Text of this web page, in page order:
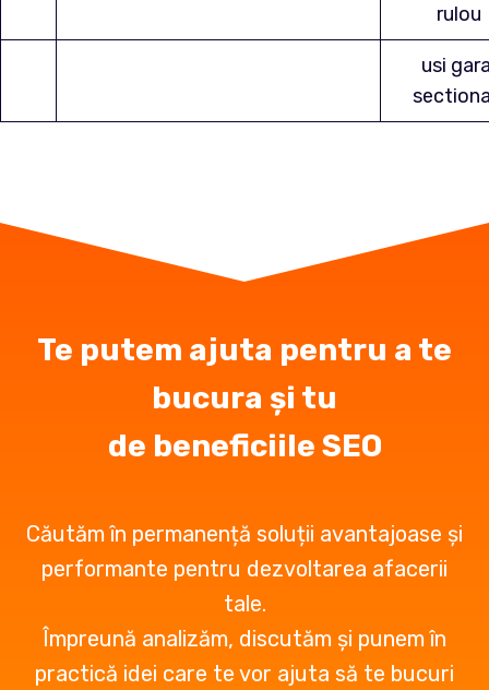
rulou
usi
Te putem ajuta pentru a te
bucura și tu
de beneficiile SEO
Căutăm în permanență soluții avantajoase și
performante pentru dezvoltarea afacerii
tale.
Împreună analizăm, discutăm și punem în
practică idei care te vor ajuta să te bucuri